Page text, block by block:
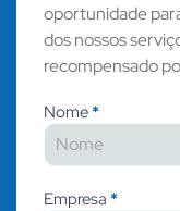
oportunidade
dos nossos
recompensado
Fale
conosco
Nome*
Empresa *